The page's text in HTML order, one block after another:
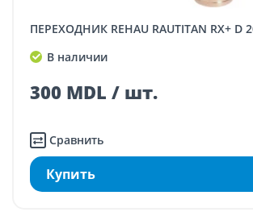
ПЕРЕХОДНИК REHAU RAUTITAN RX+ D
В наличии
300 MDL / шт.
Сравнить
Купить